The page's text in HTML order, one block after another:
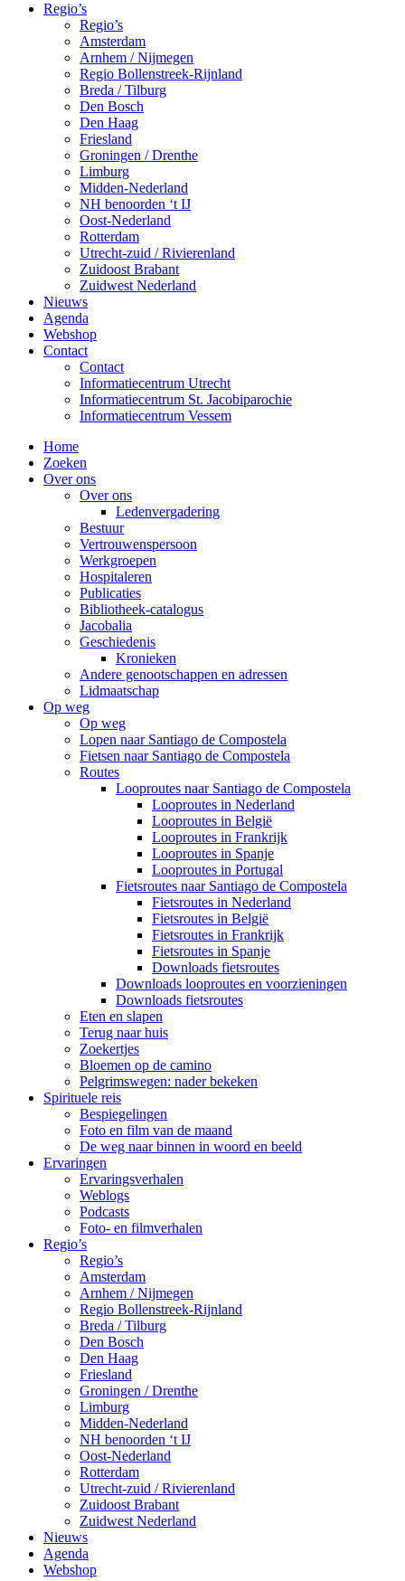
Regio’s
Regio’s
Amsterdam
Arnhem / Nijmegen
Regio Bollenstreek-Rijnland
Breda / Tilburg
Den Bosch
Den Haag
Friesland
Groningen / Drenthe
Limburg
Midden-Nederland
NH benoorden ‘t IJ
Oost-Nederland
Rotterdam
Utrecht-zuid / Rivierenland
Zuidoost Brabant
Zuidwest Nederland
Nieuws
Agenda
Webshop
Contact
Contact
Informatiecentrum Utrecht
Informatiecentrum St. Jacobiparochie
Informatiecentrum Vessem
Home
Zoeken
Over ons
Over ons
Ledenvergadering
Bestuur
Vertrouwenspersoon
Werkgroepen
Hospitaleren
Publicaties
Bibliotheek-catalogus
Jacobalia
Geschiedenis
Kronieken
Andere genootschappen en adressen
Lidmaatschap
Op weg
Op weg
Lopen naar Santiago de Compostela
Fietsen naar Santiago de Compostela
Routes
Looproutes naar Santiago de Compostela
Looproutes in Nederland
Looproutes in België
Looproutes in Frankrijk
Looproutes in Spanje
Looproutes in Portugal
Fietsroutes naar Santiago de Compostela
Fietsroutes in Nederland
Fietsroutes in België
Fietsroutes in Frankrijk
Fietsroutes in Spanje
Downloads fietsroutes
Downloads looproutes en voorzieningen
Downloads fietsroutes
Eten en slapen
Terug naar huis
Zoekertjes
Bloemen op de camino
Pelgrimswegen: nader bekeken
Spirituele reis
Bespiegelingen
Foto en film van de maand
De weg naar binnen in woord en beeld
Ervaringen
Ervaringsverhalen
Weblogs
Podcasts
Foto- en filmverhalen
Regio’s
Regio’s
Amsterdam
Arnhem / Nijmegen
Regio Bollenstreek-Rijnland
Breda / Tilburg
Den Bosch
Den Haag
Friesland
Groningen / Drenthe
Limburg
Midden-Nederland
NH benoorden ‘t IJ
Oost-Nederland
Rotterdam
Utrecht-zuid / Rivierenland
Zuidoost Brabant
Zuidwest Nederland
Nieuws
Agenda
Webshop